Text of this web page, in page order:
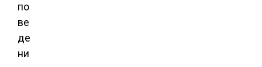
по
ве
де
ни